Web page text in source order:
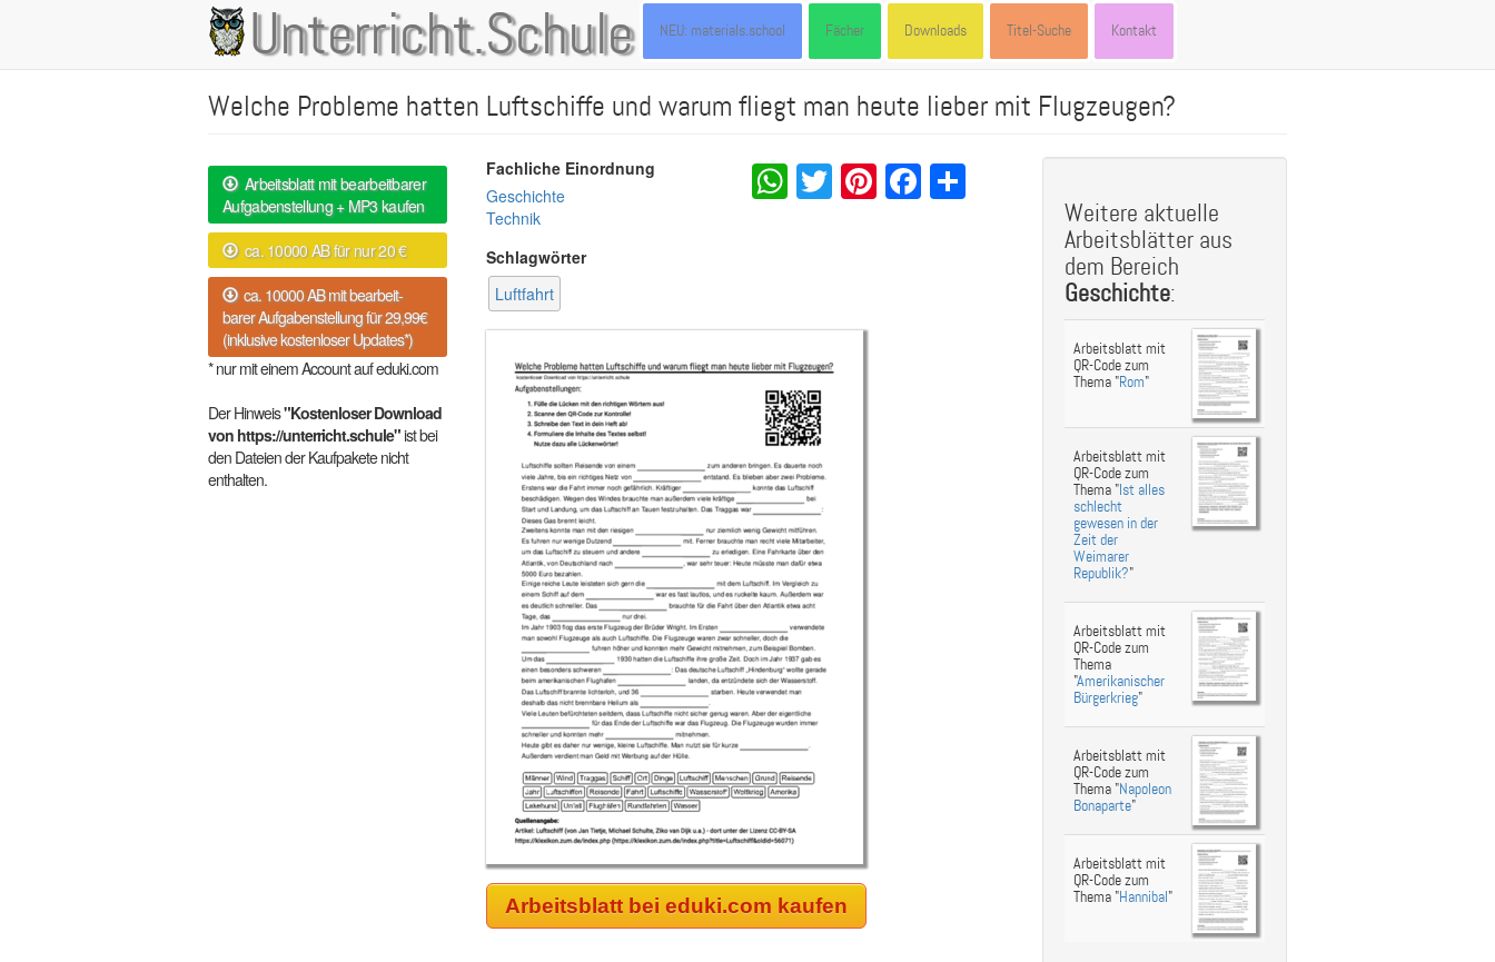
Unterricht.Schule
Main
navigation
NEU: materials.school Fächer Downloads Titel-Suche Kontakt
Welche Probleme hatten Luftschiffe und warum fliegt man heute lieber mit Flugzeugen?
Arbeitsblatt mit bearbeitbarer
Aufgabenstellung + MP3 kaufen
ca. 10000 AB für nur 20 €
ca. 10000 AB mit bearbeit-
barer Aufgabenstellung für 29,99€
(inklusive kostenloser Updates*)
* nur mit einem Account auf eduki.com
Der Hinweis"Kostenloser Download
von https://unterricht.schule"ist bei
den Dateien der Kaufpakete nicht
enthalten.
Fachliche Einordnung
Geschichte
Technik
Schlagwörter
Luftfahrt
WhatsApp
Twitter
Pinterest
Facebook
Share
Arbeitsblatt bei eduki.com kaufen
Weitere aktuelle
Arbeitsblätter aus
dem Bereich
Geschichte:
Arbeitsblatt mit
QR-Code zum
Thema "Rom"
Arbeitsblatt mit
QR-Code zum
Thema "Ist alles
schlecht
gewesen in der
Zeit der
Weimarer
Republik?"
Arbeitsblatt mit
QR-Code zum
Thema
"Amerikanischer
Bürgerkrieg"
Arbeitsblatt mit
QR-Code zum
Thema "Napoleon
Bonaparte"
Arbeitsblatt mit
QR-Code zum
Thema "Hannibal"